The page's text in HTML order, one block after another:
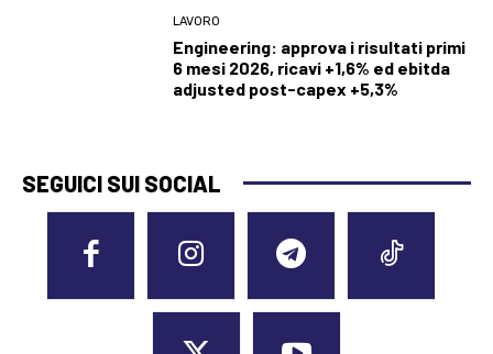
LAVORO
Engineering: approva i risultati primi
6 mesi 2026, ricavi +1,6% ed ebitda
adjusted post-capex +5,3%
SEGUICI SUI SOCIAL